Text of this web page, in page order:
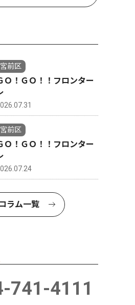
宮前区
Ｏ！ＧＯ！！フロンター
宮前区
Ｏ！ＧＯ！！フロンター
コラム一覧
741-4111